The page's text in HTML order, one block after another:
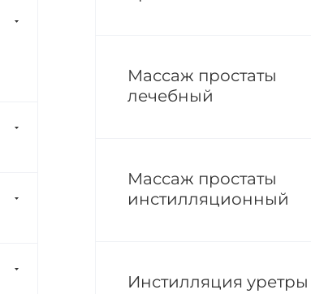
Массаж простаты
лечебный
Массаж простаты
инстилляционный
Инстилляция уретры